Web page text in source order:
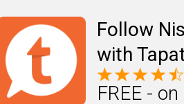
Follow
with
FREE -